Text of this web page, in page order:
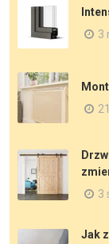
3
3
Jak